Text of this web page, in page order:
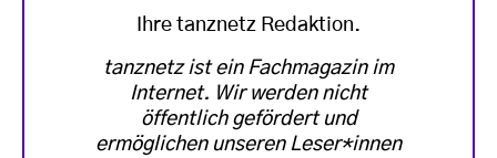
Ihre tanznetz Redaktion.
tanznetz ist ein Fachmagazin im
Internet. Wir werden nicht
öffentlich gefördert und
ermöglichen unseren Leser*innen